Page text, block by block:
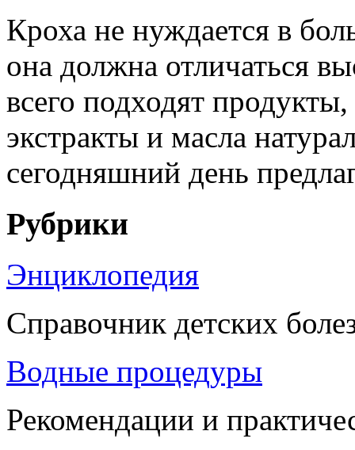
Кроха не нуждается в
она должна отличаться
всего подходят
экстракты и масла
сегодняшний день
Рубрики
Энциклопедия
Справочник детских
Водные процедуры
Рекомендации и